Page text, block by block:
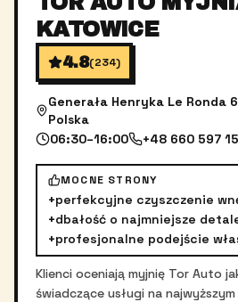
KATOWICE
4.8(234)
Generała Henryka Le Ronda
Polska
06:30–16:00
+48 660 597
MOCNE STRONY
+perfekcyjne czyszczenie
+dbałość o najmniejsze
+profesjonalne podejście
Klienci oceniają myjnię Tor Auto
świadczące usługi na